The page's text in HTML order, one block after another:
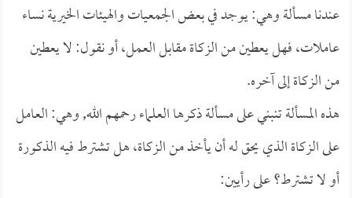
عندنا مسألة وهي: يوجد في بعض الجمعيات والهيئات الخيرية نساء
عاملات، فهل يعطين من الزكاة مقابل العمل، أو نقول: لا يعطين
من الزكاة إلى آخره.
هذه المسألة تنبني على مسألة ذكرها العلماء رحمهم الله, وهي: العامل
على الزكاة الذي يحق له أن يأخذ من الزكاة، هل تشترط فيه الذكورة
أو لا تشترط؟ على رأيين: